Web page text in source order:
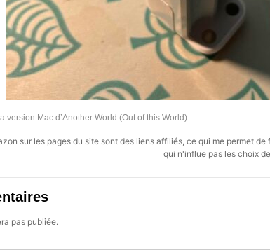
version Mac d’Another World (Out of this World)
sur les pages du site sont des liens affiliés, ce qui me permet
qui n'influe pas les choix
pas publiée.